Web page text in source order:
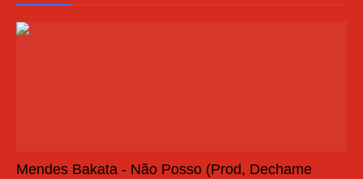
Mendes Bakata - Não Posso (Prod, Dechame